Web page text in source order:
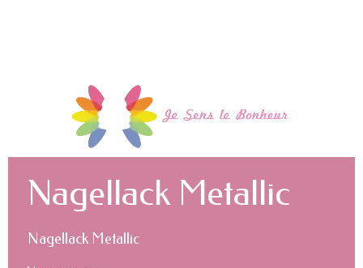
Nagellack Metallic
Nagellack Metallic